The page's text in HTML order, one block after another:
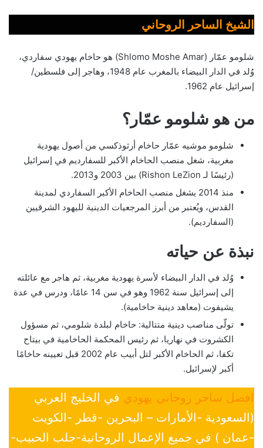
الشيخ الساحر الروحاني
شلومو عمّار (Shlomo Moshe Amar) هو حاخام يهودي سفاردي،
وُلد في الدار البيضاء بالمغرب عام 1948، وهاجر إلى فلسطين/
إسرائيل عام 1962.
من هو شلومو عمّار؟
شلومو موشيه عمّار حاخام أرثوذكسي من أصول يهودية
مغربية، شغل منصب الحاخام الأكبر للسفارديم في إسرائيل
(رئيسًا لـ Rishon LeZion) بين 2003 و2013.
منذ 2014 يشغل منصب الحاخام الأكبر السفاردي لمدينة
القدس، ويُعتبر من أبرز المرجعيات الدينية لليهود الشرقيين
(السفارديم).
نبذة عن حياته
وُلد في الدار البيضاء لأسرة يهودية مغربية، ثم هاجر مع عائلته
إلى إسرائيل سنة 1962 وهو في سن 14 عامًا، ودرس في عدة
يشيفوت (معاهد دينية حاخامية).
تولّى مناصب دينية متتالية: حاخام لبلدة شلومي، ثم مسؤول
الكشروت في نهاريا، ثم رئيس المحكمة الحاخامية في بيتاح
تكفا، ثم الحاخام الأكبر لتل أبيب عام 2002 قبل تعيينه حاخامًا
أكبر لإسرائيل.
افضل ساحر روحاني يهودي في الخليج العربي
(السعودية -الأمارات – البحرين -قطر -الكويت
-عمان ) في جميع الإعمال الروحانية-جلب الحبيب-